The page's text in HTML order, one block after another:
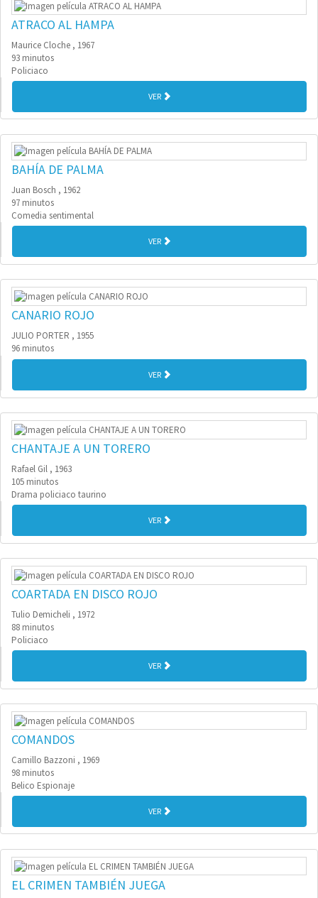
ATRACO AL HAMPA
Maurice Cloche , 1967
93 minutos
Policiaco
VER
BAHÍA DE PALMA
Juan Bosch , 1962
97 minutos
Comedia sentimental
VER
CANARIO ROJO
JULIO PORTER , 1955
96 minutos
VER
CHANTAJE A UN TORERO
Rafael Gil , 1963
105 minutos
Drama policiaco taurino
VER
COARTADA EN DISCO ROJO
Tulio Demicheli , 1972
88 minutos
Policiaco
VER
COMANDOS
Camillo Bazzoni , 1969
98 minutos
Belico Espionaje
VER
EL CRIMEN TAMBIÉN JUEGA